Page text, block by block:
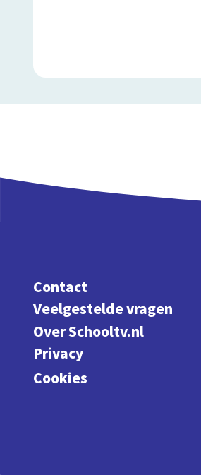
Contact
Veelgestelde vragen
Over Schooltv.nl
Privacy
Cookies